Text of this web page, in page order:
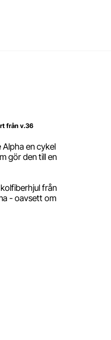
från v.36
en cykel
gör den till en
från
- oavsett om